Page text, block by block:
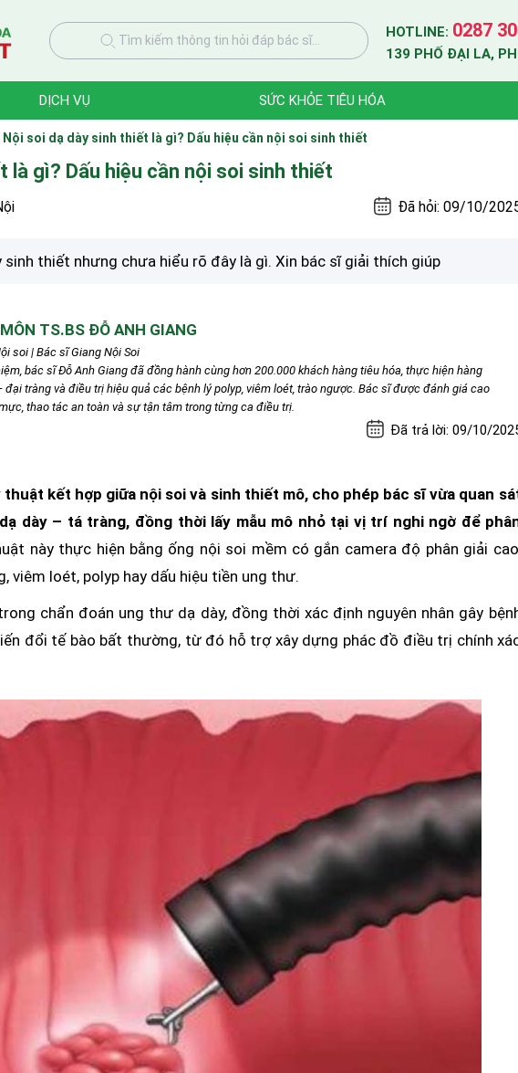
Tìm kiếm thông tin hỏi đáp bác sĩ... HOTLINE: 0287
139 PHỐ ĐẠI LA,
DỊCH VỤ SỨC KHỎE TIÊU HÓA
Nội soi dạ dày sinh thiết là gì? Dấu hiệu cần nội soi sinh thiết
là gì? Dấu hiệu cần nội soi sinh thiết
Đã hỏi: 09/10/
thiết nhưng chưa hiểu rõ đây là gì. Xin bác sĩ giải thích giúp
TS.BS ĐỖ ANH GIANG
soi | Bác sĩ Giang Nội Soi
bác sĩ Đỗ Anh Giang đã đồng hành cùng hơn 200.000 khách hàng tiêu hóa, thực hiện hàng
đại tràng và điều trị hiệu quả các bệnh lý polyp, viêm loét, trào ngược. Bác sĩ được đánh giá cao
thao tác an toàn và sự tận tâm trong từng ca điều trị.
Đã trả lời: 09/10/
kết hợp giữa nội soi và sinh thiết mô, cho phép bác sĩ vừa quan
dày – tá tràng, đồng thời lấy mẫu mô nhỏ tại vị trí nghi ngờ để
này thực hiện bằng ống nội soi mềm có gắn camera độ phân giải
viêm loét, polyp hay dấu hiệu tiền ung thư.
chẩn đoán ung thư dạ dày, đồng thời xác định nguyên nhân gây
đổi tế bào bất thường, từ đó hỗ trợ xây dựng phác đồ điều trị chính